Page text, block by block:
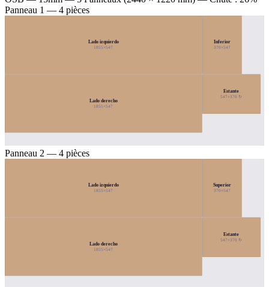
Panneau 1 — 4 pièces
Lado izquierdo
1855×547
Lado derecho
1855×547
Inferior
370×547
Estante
547×370 ↻
Panneau 2 — 4 pièces
Lado izquierdo
1855×547
Lado derecho
1855×547
Superior
370×547
Estante
547×370 ↻